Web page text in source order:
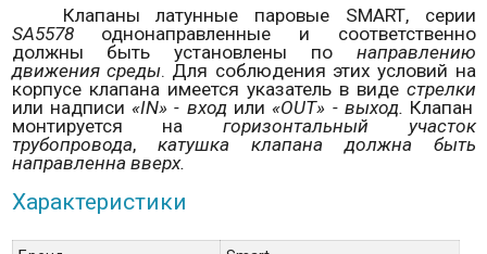
Клапаны латунные паровые SMART, серии
SA5578однонаправленные и соответственно
должны быть установлены по направлению
движения среды. Для соблюдения этих условий на
корпусе клапана имеется указатель в виде стрелки
или надписи «IN» - входили «OUT» - выход. Клапан
монтируется на горизонтальный участок
трубопровода, катушка клапана должна быть
направленна вверх.
Характеристики